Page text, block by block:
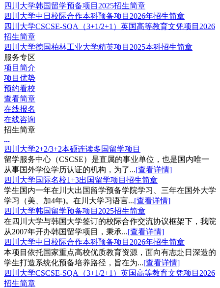
四川大学韩国留学预备项目2025招生简章
四川大学中日校际合作本科预备项目2026年招生简章
四川大学CSCSE-SQA（3+1/2+1）英国高等教育文凭项目2026
招生简章
四川大学德国柏林工业大学精英项目2025本科招生简章
服务专区
项目简介
项目优势
预约看校
查看简章
在线报名
在线咨询
招生简章
...
四川大学2+2/3+2本硕连读多国留学项目
留学服务中心（CSCSE）是直属的事业单位，也是国内唯一
从事国外学位学历认证的机构，为了...[查看详情]
四川大学国际名校1+3出国留学项目招生简章
学生国内一年在川大出国留学预备学院学习、三年在国外大学
学习（美、加4年)。在川大学习语言...[查看详情]
四川大学韩国留学预备项目2025招生简章
在四川大学与韩国大学签订的校际合作交流协议框架下，我院
从2007年开办韩国留学项目，秉承...[查看详情]
四川大学中日校际合作本科预备项目2026年招生简章
本项目依托国家重点高校优质教育资源，面向有志赴日深造的
学生打造系统化预备培养路径，旨在为...[查看详情]
四川大学CSCSE-SQA（3+1/2+1）英国高等教育文凭项目2026
招生简章